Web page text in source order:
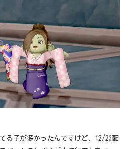
る子が多かったんですけど、12/23配